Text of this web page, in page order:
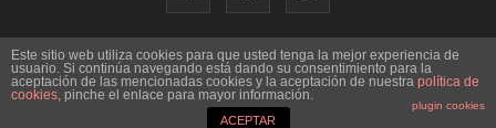
© Copyright 2016 - Sevilla Taurina. Todos los derechos
reservados | Desarrollado por
Este sitio web utiliza cookies para que usted tenga la mejor experiencia de
usuario. Si continúa navegando está dando su consentimiento para la
aceptación de las mencionadas cookies y la aceptación de nuestra política de
cookies, pinche el enlace para mayor información.
plugin cookies
ACEPTAR